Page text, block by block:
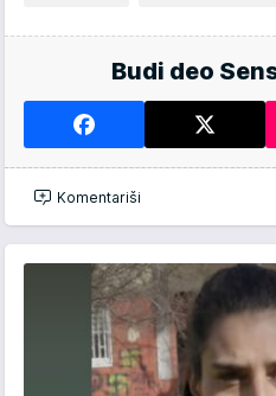
Budi deo
Komentariši